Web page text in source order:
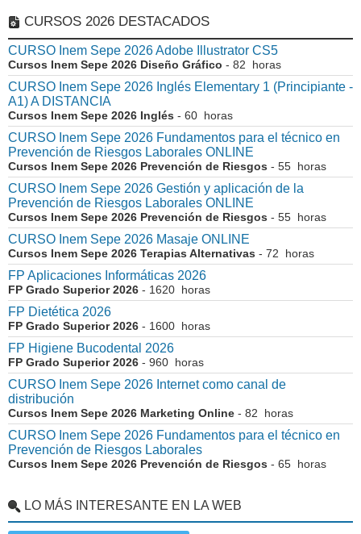
CURSOS 2026 DESTACADOS
CURSO Inem Sepe 2026 Adobe Illustrator CS5
Cursos Inem Sepe 2026 Diseño Gráfico - 82 horas
CURSO Inem Sepe 2026 Inglés Elementary 1 (Principiante -
A1) A DISTANCIA
Cursos Inem Sepe 2026 Inglés - 60 horas
CURSO Inem Sepe 2026 Fundamentos para el técnico en
Prevención de Riesgos Laborales ONLINE
Cursos Inem Sepe 2026 Prevención de Riesgos - 55 horas
CURSO Inem Sepe 2026 Gestión y aplicación de la
Prevención de Riesgos Laborales ONLINE
Cursos Inem Sepe 2026 Prevención de Riesgos - 55 horas
CURSO Inem Sepe 2026 Masaje ONLINE
Cursos Inem Sepe 2026 Terapias Alternativas - 72 horas
FP Aplicaciones Informáticas 2026
FP Grado Superior 2026 - 1620 horas
FP Dietética 2026
FP Grado Superior 2026 - 1600 horas
FP Higiene Bucodental 2026
FP Grado Superior 2026 - 960 horas
CURSO Inem Sepe 2026 Internet como canal de
distribución
Cursos Inem Sepe 2026 Marketing Online - 82 horas
CURSO Inem Sepe 2026 Fundamentos para el técnico en
Prevención de Riesgos Laborales
Cursos Inem Sepe 2026 Prevención de Riesgos - 65 horas
LO MÁS INTERESANTE EN LA WEB